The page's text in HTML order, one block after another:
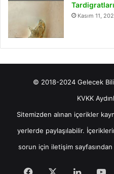
Kasım 11,
© 2018-2024 Gelecek
KVKK
Sitemizden alınan içerikler
yerlerde paylaşılabilir.
sorun için iletişim